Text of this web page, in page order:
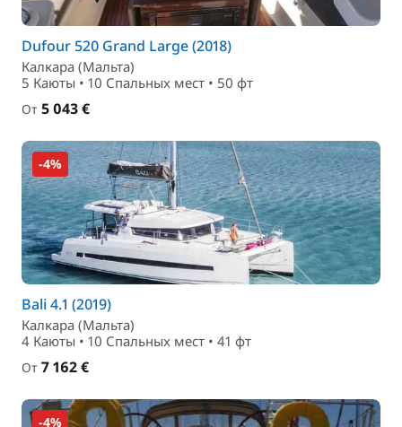
Dufour 520 Grand Large (2018)
Калкара (Мальта)
5 Каюты • 10 Спальныx мест • 50 фт
От 5 043 €
-4%
Bali 4.1 (2019)
Калкара (Мальта)
4 Каюты • 10 Спальныx мест • 41 фт
От 7 162 €
-4%